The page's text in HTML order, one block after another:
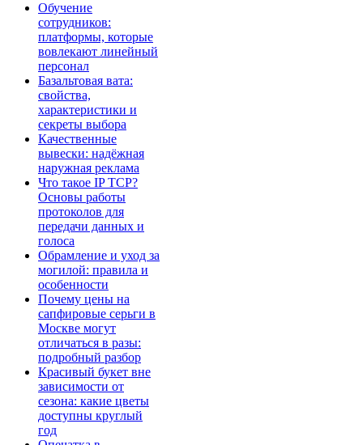
Обучение
сотрудников:
платформы, которые
вовлекают линейный
персонал
Базальтовая вата:
свойства,
характеристики и
секреты выбора
Качественные
вывески: надёжная
наружная реклама
Что такое IP TCP?
Основы работы
протоколов для
передачи данных и
голоса
Обрамление и уход за
могилой: правила и
особенности
Почему цены на
сапфировые серьги в
Москве могут
отличаться в разы:
подробный разбор
Красивый букет вне
зависимости от
сезона: какие цветы
доступны круглый
год